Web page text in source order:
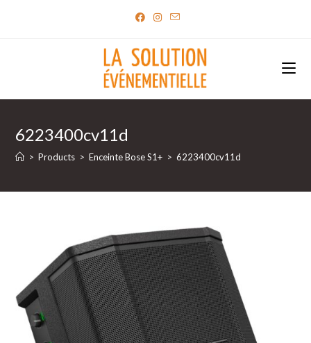
6223400cv11d
> Products > Enceinte Bose S1+ > 6223400cv11d